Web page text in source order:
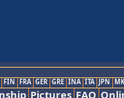
FIN FRA GER GRE INA ITA JPN
Pictures FAQ